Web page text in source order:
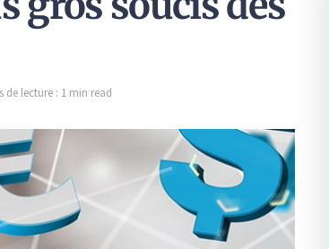
de lecture : 1 min read